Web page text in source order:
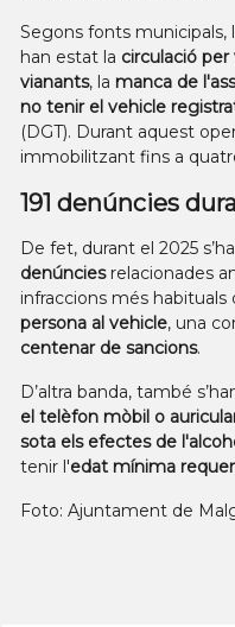
Segons fonts
han estat la circulació per
vianants, la manca de
no tenir el vehicle
(DGT). Durant aquest
immobilitzant fins a
191 denúncies
De fet, durant el 2025
denúnciesrelacionades
infraccions més habituals
persona al vehicle, una
centenar de sancions.
D’altra banda, també
el telèfon mòbil o
sota els efectes de
tenir l'edat mínima
Foto: Ajuntament de